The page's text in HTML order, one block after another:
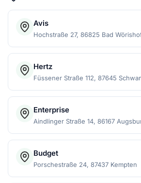
Avis
Hochstraße 27, 86825 Bad
Hertz
Füssener Straße 112, 87645
Enterprise
Aindlinger Straße 14, 86167
Budget
Porschestraße 24, 87437 Kempten